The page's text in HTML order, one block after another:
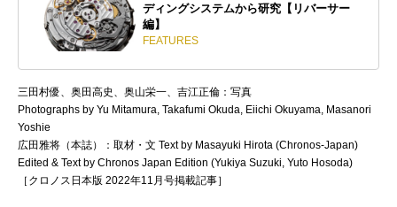
ディングシステムから研究【リバーサー
編】
FEATURES
三田村優、奥田高史、奥山栄一、吉江正倫：写真
Photographs by Yu Mitamura, Takafumi Okuda, Eiichi Okuyama, Masanori
Yoshie
広田雅将（本誌）：取材・文 Text by Masayuki Hirota (Chronos-Japan)
Edited & Text by Chronos Japan Edition (Yukiya Suzuki, Yuto Hosoda)
［クロノス日本版 2022年11月号掲載記事］